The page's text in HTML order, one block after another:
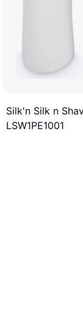
Silk'n Silk n
LSW1PE1001